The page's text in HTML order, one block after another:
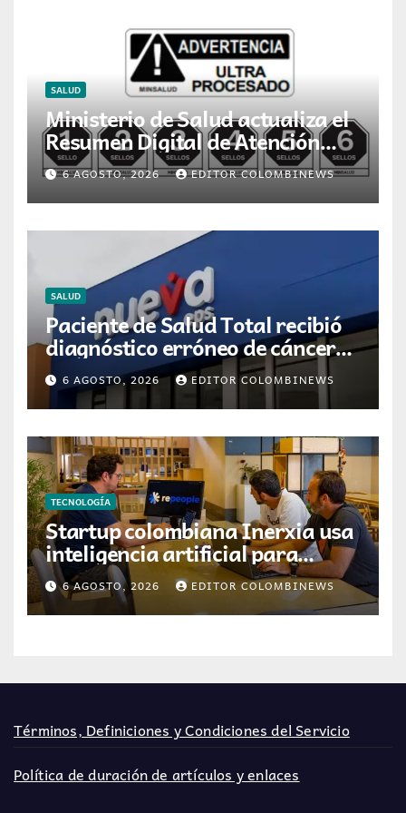
SALUD
Ministerio de Salud actualiza el
Resumen Digital de Atención
para la dispensación de
medicamentos en Colombia
6 AGOSTO, 2026 EDITOR COLOMBINEWS
SALUD
Paciente de Salud Total recibió
diagnóstico erróneo de cáncer
por resultados de otra persona
6 AGOSTO, 2026 EDITOR COLOMBINEWS
TECNOLOGÍA
Startup colombiana Inerxia usa
inteligencia artificial para
optimizar servicios de internet
6 AGOSTO, 2026 EDITOR COLOMBINEWS
Términos, Definiciones y Condiciones del Servicio
Política de duración de artículos y enlaces